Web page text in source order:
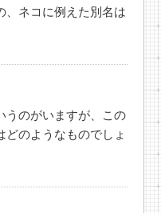
、ネコに例えた別名は
うのがいますが、この
のようなものでしょ